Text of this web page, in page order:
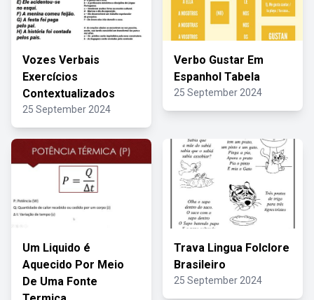
Vozes Verbais
Exercícios
Contextualizados
25 September 2024
Verbo Gustar Em
Espanhol Tabela
25 September 2024
Um Liquido é
Aquecido Por Meio
De Uma Fonte
Trava Lingua Folclore
Brasileiro
25 September 2024